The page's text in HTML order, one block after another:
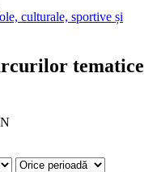
culturale, sportive și
tematice